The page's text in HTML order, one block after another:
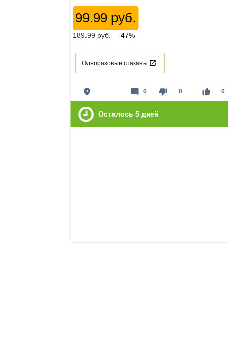
99.99 руб.
189.99 руб. -47%
Одноразовые стаканы
place thumb_down 0 thumb_up 0
mode_comment 0
Осталось 5 дней